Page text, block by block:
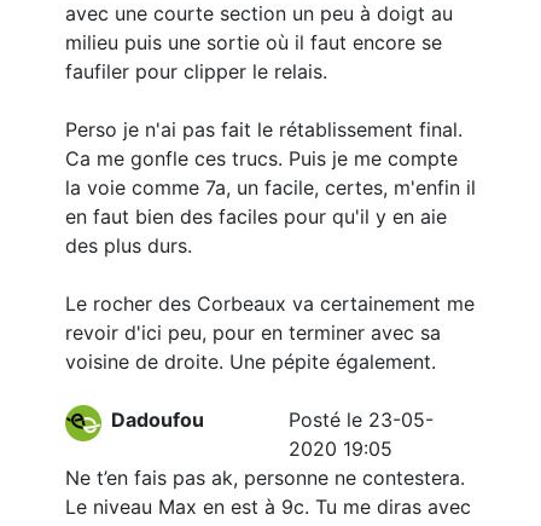
avec une courte section un peu à doigt au
milieu puis une sortie où il faut encore se
faufiler pour clipper le relais.
Perso je n'ai pas fait le rétablissement final.
Ca me gonfle ces trucs. Puis je me compte
la voie comme 7a, un facile, certes, m'enfin il
en faut bien des faciles pour qu'il y en aie
des plus durs.
Le rocher des Corbeaux va certainement me
revoir d'ici peu, pour en terminer avec sa
voisine de droite. Une pépite également.
Dadoufou
Posté le 23-05-
2020 19:05
Ne t’en fais pas ak, personne ne contestera.
Le niveau Max en est à 9c. Tu me diras avec